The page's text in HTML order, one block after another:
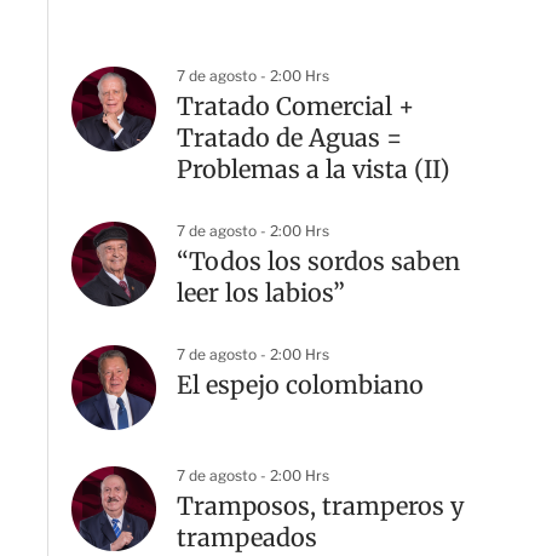
7 de agosto - 2:00 Hrs
Tratado Comercial +
Tratado de Aguas =
Problemas a la vista (II)
7 de agosto - 2:00 Hrs
“Todos los sordos saben
leer los labios”
7 de agosto - 2:00 Hrs
El espejo colombiano
7 de agosto - 2:00 Hrs
Tramposos, tramperos y
trampeados